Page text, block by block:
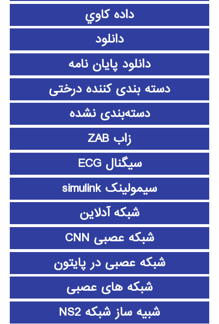
داده كاوي
دانلود
دانلود پايان نامه
دسته بندی کننده درختی
دسته‌بندی نشده
زاب ZAB
سیگنال ECG
سیمولینک simulink
شبکه آدلاین
شبکه عصبی CNN
شبکه عصبی در پایتون
شبکه های عصبی
شبیه ساز شبکه NS2